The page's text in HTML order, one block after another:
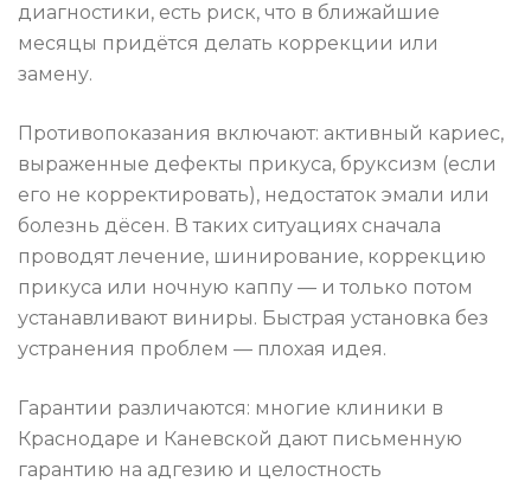
диагностики, есть риск, что в ближайшие
месяцы придётся делать коррекции или
замену.
Противопоказания включают: активный кариес,
выраженные дефекты прикуса, бруксизм (если
его не корректировать), недостаток эмали или
болезнь дёсен. В таких ситуациях сначала
проводят лечение, шинирование, коррекцию
прикуса или ночную каппу — и только потом
устанавливают виниры. Быстрая установка без
устранения проблем — плохая идея.
Гарантии различаются: многие клиники в
Краснодаре и Каневской дают письменную
гарантию на адгезию и целостность